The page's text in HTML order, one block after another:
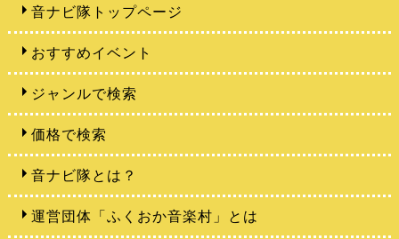
音ナビ隊トップページ
おすすめイベント
ジャンルで検索
価格で検索
音ナビ隊とは？
運営団体「ふくおか音楽村」とは